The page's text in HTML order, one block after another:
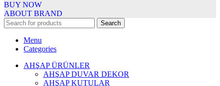
BUY NOW
ABOUT BRAND
Search
Menu
Categories
AHŞAP ÜRÜNLER
AHŞAP DUVAR DEKOR
AHŞAP KUTULAR